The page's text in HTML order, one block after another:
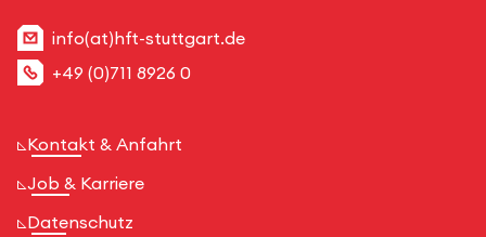
info(at)hft-stuttgart.de
+49 (0)711 8926 0
Kontakt & Anfahrt
Job & Karriere
Datenschutz